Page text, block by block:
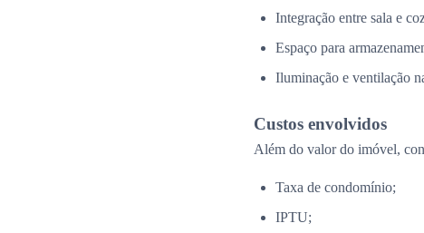
Integração entre sala e
Espaço para
Iluminação e ventilação
Custos envolvidos
Além do valor do imóvel,
Taxa de condomínio;
IPTU;